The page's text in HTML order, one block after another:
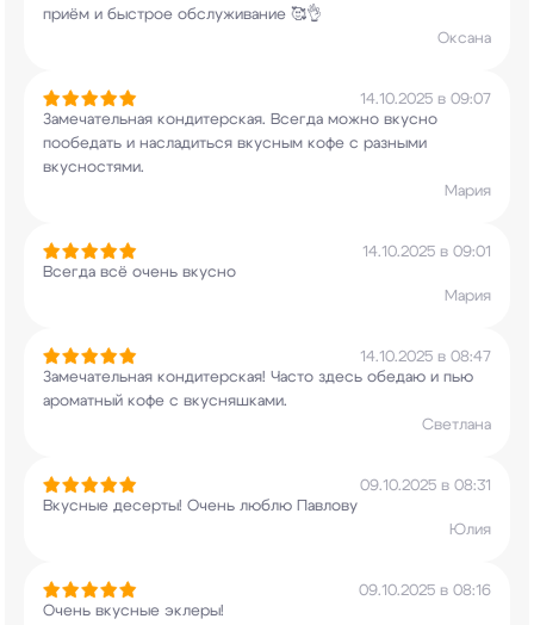
приём и быстрое обслуживание 🥰👌
Оксана
14.10.2025 в 09:07
Замечательная кондитерская. Всегда можно вкусно
пообедать и насладиться вкусным кофе с разными
вкусностями.
Мария
14.10.2025 в 09:01
Всегда всё очень вкусно
Мария
14.10.2025 в 08:47
Замечательная кондитерская! Часто здесь обедаю и пью
ароматный кофе с вкусняшками.
Светлана
09.10.2025 в 08:31
Вкусные десерты! Очень люблю Павлову
Юлия
09.10.2025 в 08:16
Очень вкусные эклеры!